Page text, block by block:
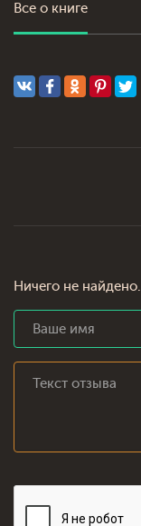
Все о книге
Ничего не найдено.